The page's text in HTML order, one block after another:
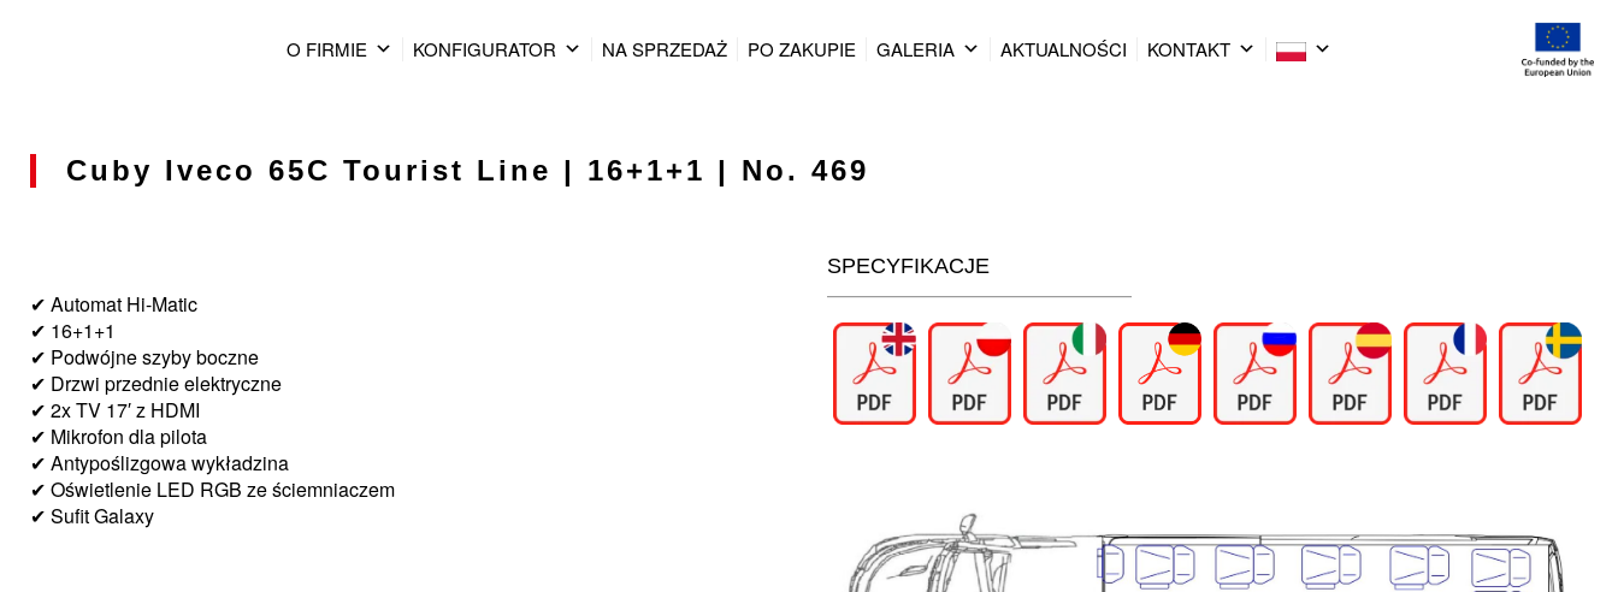
O FIRMIE KONFIGURATOR NA SPRZEDAŻ PO ZAKUPIE GALERIA AKTUALNOŚCI KONTAKT
Cuby Iveco 65C Tourist Line | 16+1+1 | No. 469
✔ Automat Hi-Matic
✔ 16+1+1
✔ Podwójne szyby boczne
✔ Drzwi przednie elektryczne
✔ 2x TV 17′ z HDMI
✔ Mikrofon dla pilota
✔ Antypoślizgowa wykładzina
✔ Oświetlenie LED RGB ze ściemniaczem
✔ Sufit Galaxy
SPECYFIKACJE